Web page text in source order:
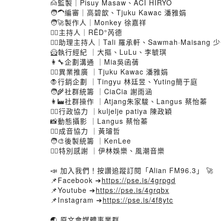
🙍監製｜Pisuy Masaw、ACI HIRYO
🧑‍🦱編審｜高碧歆、Tjuku Kawac 潘雅娟
🧑‍🚀製作人｜Monkey 徐嘉祥
🤵‍♀️主持人｜RĒD°芮德
🙎‍♂️助理主持人｜Tali 羅承軒、Sawmah·Maisang
🦸執行經紀 ｜大摳、LuLu、李毓琪
👩‍🔧企劃溝通 ｜Mia吳函蒨
👩‍⚖️異業推廣 ｜Tjuku Kawac 潘雅娟
🧛行銷企劃 ｜Tingyu 林廷昱、Yuting簡于庭
🧑‍🌾社群統籌 ｜CiaCia 謝雨涵
👩‍🏭社群操作 ｜Atjang朱家駿、Langus 蔡怡蓁
🙎‍♂️行政協力 ｜kuljelje patiya 陳政穎
📸動態攝影 ｜Langus 蔡怡蓁
🙎‍♂️成音協力 ｜黃璿哲
🧑‍🎨後製統籌 ｜KenLee
🙇‍♂️特別感謝 ｜伊林娛樂、風潮音樂
📣 加入我們！按讚追蹤訂閱「Alian FM96.3」 🚀
📌Facebook ➔https://pse.is/4grpgd
📌Youtube ➔https://pse.is/4grqbx
📌Instagram ➔https://pse.is/4f8ytc